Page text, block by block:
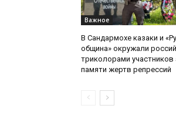
Важное
В Сандармохе казаки и
община» окружали
триколорами участников
памяти жертв репрессий